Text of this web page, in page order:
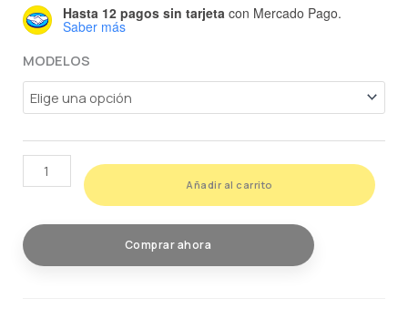
Hasta 12 pagos sin tarjeta con Mercado Pago.
Saber más
MODELOS
HIDROGEL
PARA
TODOS
LOS
Añadir al carrito
Comprar ahora